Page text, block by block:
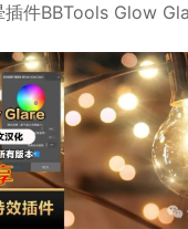
件BBTools Glow